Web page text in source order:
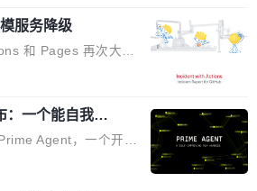
Shen，一位 ICLR 2
要解释，但 FA2 是他
度恰到好处，刚好能
被那些"邪恶的" Hopp
易修改和适配。 更关
布式能力，为不同类
互联提供关键支撑，
新与商业增长打开新
蒙智能硬件开发者日
Hardware Develope
动面向智能硬件产业
专家与资深技术顾
、设备适配、芯片适
服务降级
和 Pages 再次大规
不可用超过 5 小时，
runner 也因调度层故
code review、C
影响。从检测到完全
2026 年 8 月的第六
服务相关。 Git
：一个能自我改
AGI 3 超越人类
Agent，一个开源
核心设计围绕两个抽
Model（RLM）和 C